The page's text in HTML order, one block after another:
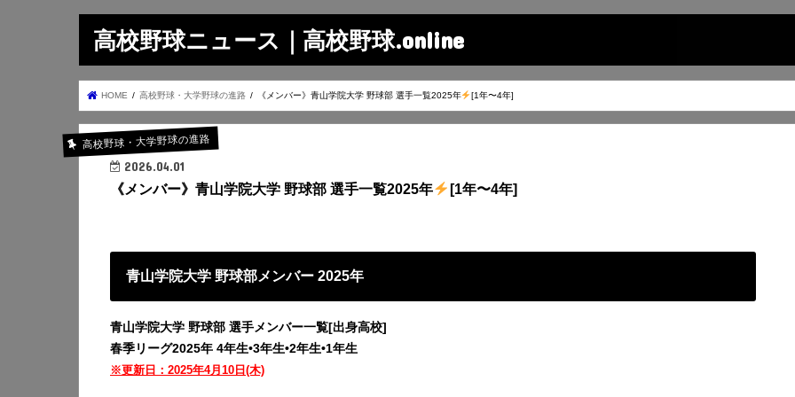
高校野球ニュース｜高校野球.online
HOME 高校野球・大学野球の進路 《メンバー》青山学院大学 野球部 選手一覧2025年 [1年〜4年]
高校野球・大学野球の進路
2026.04.01
《メンバー》青山学院大学 野球部 選手一覧2025年 [1年〜4年]
青山学院大学 野球部メンバー 2025年
青山学院大学 野球部 選手メンバー一覧[出身高校]
春季リーグ2025年 4年生•3年生•2年生•1年生
※更新日：2025年4月10日(木)